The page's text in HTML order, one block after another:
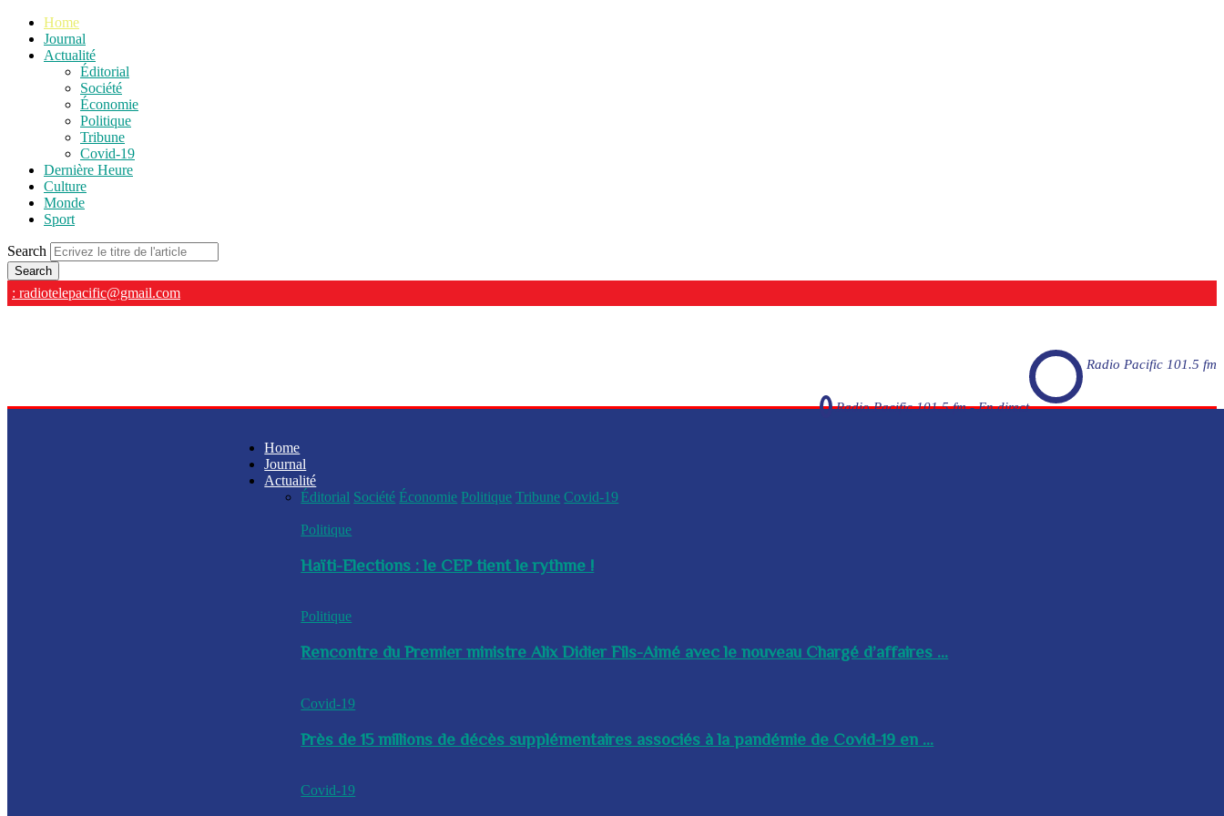
Home
Journal
Actualité
Éditorial
Société
Économie
Politique
Tribune
Covid-19
Dernière Heure
Culture
Monde
Sport
Search
: radiotelepacific@gmail.com
Radio Pacific 101.5 fm
Radio Pacific 101.5 fm - En direct
Home
Journal
Actualité
Éditorial Société Économie Politique Tribune Covid-19
Politique
Haïti-Elections : le CEP tient le rythme !
Politique
Rencontre du Premier ministre Alix Didier Fils-Aimé avec le nouveau Chargé d’affaires ...
Covid-19
Près de 15 millions de décès supplémentaires associés à la pandémie de Covid-19 en ...
Covid-19